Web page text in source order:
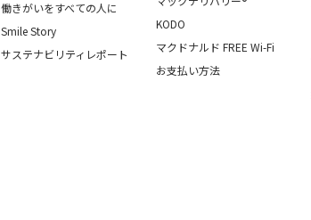
働きがいをすべての人に
Smile Story
サステナビリティレポート
KODO
マクドナルド FREE Wi-Fi
お支払い方法